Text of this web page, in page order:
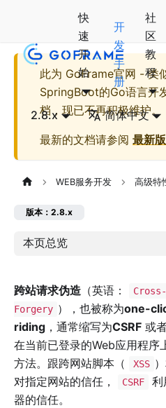
快
速
开
始
开
发
手
册
社
区
教
程
2.8.x 简体中文
此为 GoFrame官网 - 类
SpringBoot的Go语言开
档，现已不再积极维护。
最新的文档请参阅 最新
WEB服务开发 高级特
版本：2.8.x
本页总览
跨站请求伪造 （英语：
Forgery ），也被称为one-
riding ，通常缩写为CSRF 或
在当前已登录的Web应用程序
方法。跟跨网站脚本（
XSS
对指定网站的信任，
CSRF
利
器的信任。